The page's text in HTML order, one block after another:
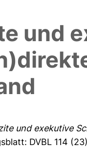
und
und exekutive
DVBL 114